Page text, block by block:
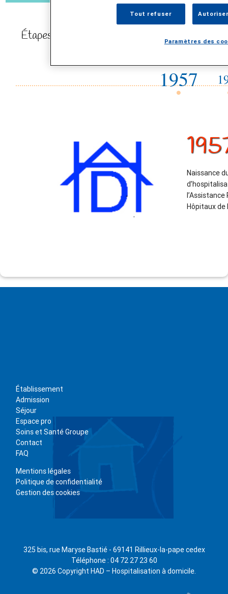
Étapes marquantes HAD
1957
Naissance
l’Assistance
Hôpitaux de
Établissement
Admission
Séjour
Espace pro
Soins et Santé Groupe
Contact
FAQ
Mentions légales
Politique de confidentialité
Gestion des cookies
325 bis, rue Maryse Bastié - 69141 Rillieux-la-pape cedex
Téléphone : 04 72 27 23 60
© 2026 Copyright HAD – Hospitalisation à domicile.
Tout refuser
Paramètres des